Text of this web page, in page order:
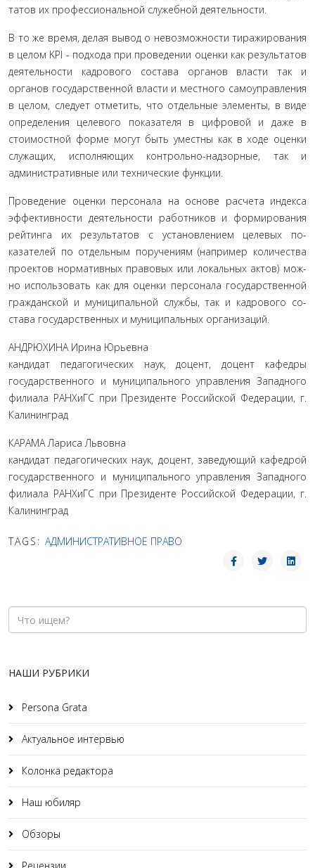
татов их профессиональной служебной деятельности.
В то же время, делая вывод о невозможности тиражи­рования
в целом KPI - подхода при проведении оценки как результатов
деятельности кадрового состава органов власти так и
органов государственной власти и местного самоуправления
в целом, следует отметить, что отдель­ные элементы, в виде
определения целевого показателя в цифровой и даже в
стоимостной форме могут быть умест­ны как в ходе оценки
служащих, исполняющих контроль­но-надзорные, так и
административные или технические функции.
Проведение оценки персонала на основе расчета индек­са
эффективности деятельности работников и формирова­ния
рейтинга их результатов с установлением целевых по­
казателей по отдельным поручениям (например количества
проектов нормативных правовых или локальных актов) мож­
но использовать как для оценки персонала государственной
гражданской и муниципальной службы, так и кадрового со­
става государственных и муниципальных организаций.
АНДРЮХИНА Ирина Юрьевна
кандидат педагогических наук, доцент, доцент кафедры
государственного и муниципального управления Западного
филиала РАНХиГС при Президенте Российской Федерации, г.
Калининград
КАРАМА Лариса Львовна
кандидат педагогических наук, доцент, заведующий кафедрой
государственного и муниципального управления Западного
филиала РАНХиГС при Президенте Российской Федерации, г.
Калининград
TAGS: АДМИНИСТРАТИВНОЕ ПРАВО
НАШИ РУБРИКИ
Persona Grata
Актуальное интервью
Колонка редактора
Наш юбиляр
Обзоры